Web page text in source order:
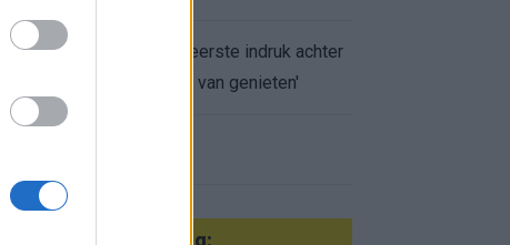
Marcos Leonardo laat eerste indruk achter
bij Ajax: 'Hier gaan fans van genieten'
Van Götze tot Sterling: